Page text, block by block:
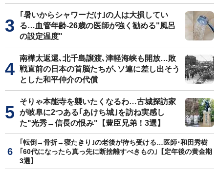
｢暑いからシャワーだけ｣の人は大損してい
る…血管年齢-26歳の医師が強く勧める"風呂
の設定温度"
南樺太返還､北千島譲渡､津軽海峡も開放…敗
戦直前の日本の首脳たちが､ソ連に差し出そう
とした和平仲介の代償
そりゃ本能寺を襲いたくなるわ…古城探訪家
が岐阜に2つある｢あけち城｣を訪ね実感し
た"光秀→信長の恨み"【豊臣兄弟！3選】
｢転倒→骨折→寝たきり｣の老後が待ち受ける…医師･和田秀樹
｢60代になったら真っ先に断捨離すべきもの｣【定年後の黄金期
3選】